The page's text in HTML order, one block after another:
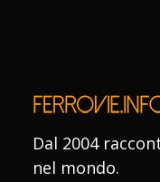
Dal 2004
nel mondo.